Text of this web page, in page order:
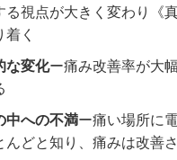
る視点が大きく変わり《
着く
な変化ー痛み改善率が大
中への不満ー痛い場所に
んどと知り、痛みは改善